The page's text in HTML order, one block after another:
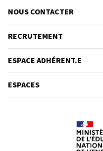
NOUS CONTACTER
RECRUTEMENT
ESPACE ADHÉRENT.E
ESPACES